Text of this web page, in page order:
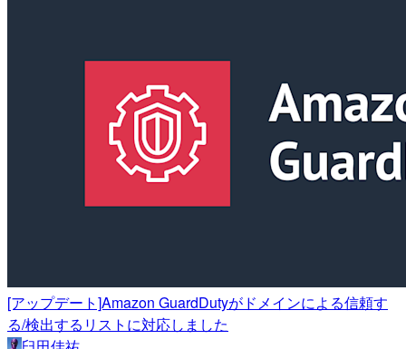
[アップデート]Amazon GuardDutyがドメインによる信頼す
る/検出するリストに対応しました